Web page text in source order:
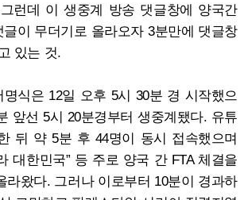
런데 이 생중계 방송 댓글창에 양국간
글이 무더기로 올라오자 3분만에 댓글창
있는 것.
명식은 12일 오후 5시 30분 경 시작했으
앞선 5시 20분경부터 생중계됐다. 유튜
뒤 약 5분 후 44명이 동시 접속했으며
대한민국” 등 주로 양국 간 FTA 체결을
라왔다. 그러나 이로부터 10분이 경과하